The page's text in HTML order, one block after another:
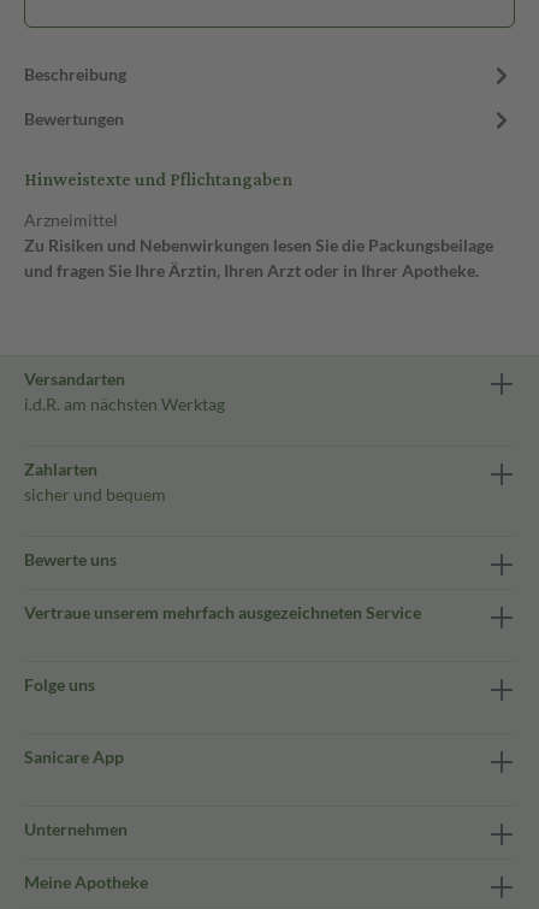
Beschreibung
Bewertungen
Hinweistexte und Pflichtangaben
Arzneimittel
Zu Risiken und Nebenwirkungen lesen Sie die Packungsbeilage
und fragen Sie Ihre Ärztin, Ihren Arzt oder in Ihrer Apotheke.
Versandarten
i.d.R. am nächsten Werktag
Zahlarten
sicher und bequem
Bewerte uns
Vertraue unserem mehrfach ausgezeichneten Service
Folge uns
Sanicare App
Unternehmen
Meine Apotheke